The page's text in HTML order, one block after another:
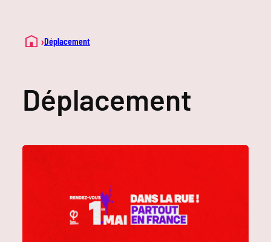
›Déplacement
Déplacement